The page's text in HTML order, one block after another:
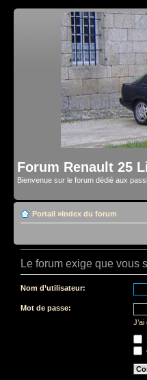
Forum Renault 25
Bienvenue sur le forum dédié aux
Portail »Index du forum
Le forum exige que vous
Nom d’utilisateur:
Mot de passe: